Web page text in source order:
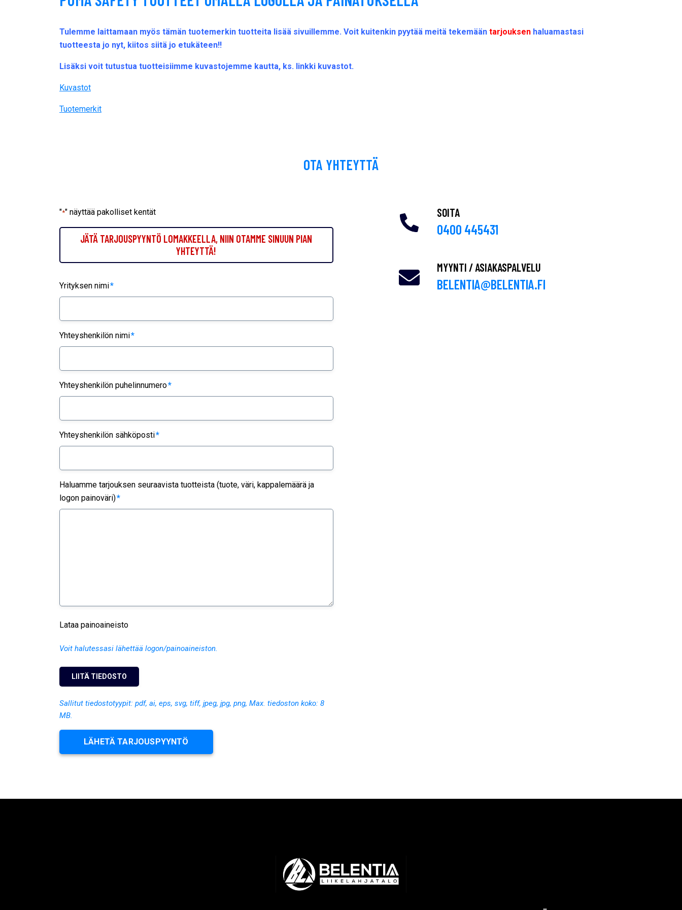
Tulemme laittamaan myös tämän tuotemerkin tuotteita lisää sivuillemme. Voit kuitenkin pyytää meitä tekemään tarjouksen haluamastasi
tuotteesta jo nyt, kiitos siitä jo etukäteen!!
Lisäksi voit tutustua tuotteisiimme kuvastojemme kautta, ks. linkki kuvastot.
Kuvastot
Tuotemerkit
OTA YHTEYTTÄ
"*" näyttää pakolliset kentät
JÄTÄ TARJOUSPYYNTÖ LOMAKKEELLA, NIIN OTAMME SINUUN PIAN
YHTEYTTÄ!
Yrityksen nimi*
Yhteyshenkilön nimi*
Yhteyshenkilön puhelinnumero*
Yhteyshenkilön sähköposti*
Haluamme tarjouksen seuraavista tuotteista (tuote, väri, kappalemäärä ja
logon painoväri)*
Lataa painoaineisto
Voit halutessasi lähettää logon/painoaineiston.
Sallitut tiedostotyypit: pdf, ai, eps, svg, tiff, jpeg, jpg, png, Max. tiedoston koko: 8
MB.
LÄHETÄ TARJOUSPYYNTÖ
SOITA
0400 445431
MYYNTI / ASIAKASPALVELU
BELENTIA@BELENTIA.FI